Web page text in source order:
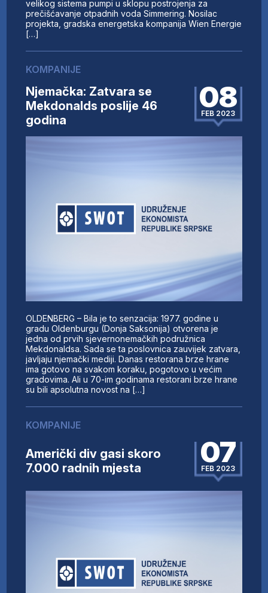
velikog sistema pumpi u sklopu postrojenja za
prečišćavanje otpadnih voda Simmering. Nosilac
projekta, gradska energetska kompanija Wien Energie
[…]
KOMPANIJE
Njemačka: Zatvara se
Mekdonalds poslije 46
godina
08
FEB 2023
OLDENBERG – Bila je to senzacija: 1977. godine u
gradu Oldenburgu (Donja Saksonija) otvorena je
jedna od prvih sjevernonemačkih podružnica
Mekdonaldsa. Sada se ta poslovnica zauvijek zatvara,
javljaju njemački mediji. Danas restorana brze hrane
ima gotovo na svakom koraku, pogotovo u većim
gradovima. Ali u 70-im godinama restorani brze hrane
su bili apsolutna novost na […]
KOMPANIJE
Američki div gasi skoro
7.000 radnih mjesta
07
FEB 2023